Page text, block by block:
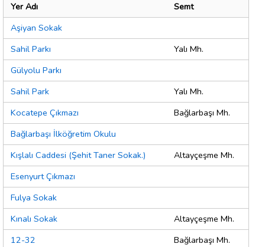
Yer Adı
Semt
Aşiyan Sokak
Sahil Parkı
Yalı Mh.
Gülyolu Parkı
Sahil Park
Yalı Mh.
Kocatepe Çıkmazı
Bağlarbaşı Mh.
Bağlarbaşı İlköğretim Okulu
Kışlalı Caddesi (Şehit Taner Sokak.)
Altayçeşme Mh.
Esenyurt Çıkmazı
Fulya Sokak
Kınalı Sokak
Altayçeşme Mh.
12-32
Bağlarbaşı Mh.